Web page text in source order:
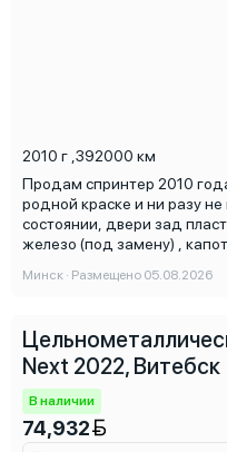
2010 г 392000 км
Продам спринтер 2010
родной краске и ни разу
состоянии, двери зад
железо (под замену) ,
Минск · Размещено 05.08.2026
Next 2022, Витебск
В наличии
74,932